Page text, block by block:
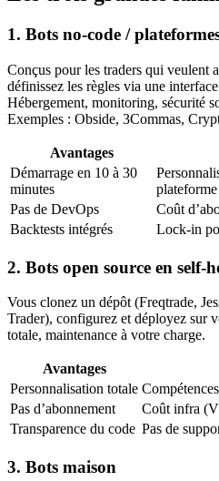
1. Bots no-code /
Conçus pour les traders qui veulent
définissez les règles via une
Hébergement, monitoring, sécurité
Exemples : Obside, 3Commas,
Avantages
Démarrage en 10 à 30
minutes
Pas de DevOps
Coût
Backtests intégrés
Lock-in
2. Bots open source en self-
Vous clonez un dépôt (Freqtrade,
Trader), configurez et déployez sur
totale, maintenance à votre charge.
Avantages
Personnalisation totale
Pas d’abonnement
Coût infra
Transparence du code Pas de
3. Bots maison